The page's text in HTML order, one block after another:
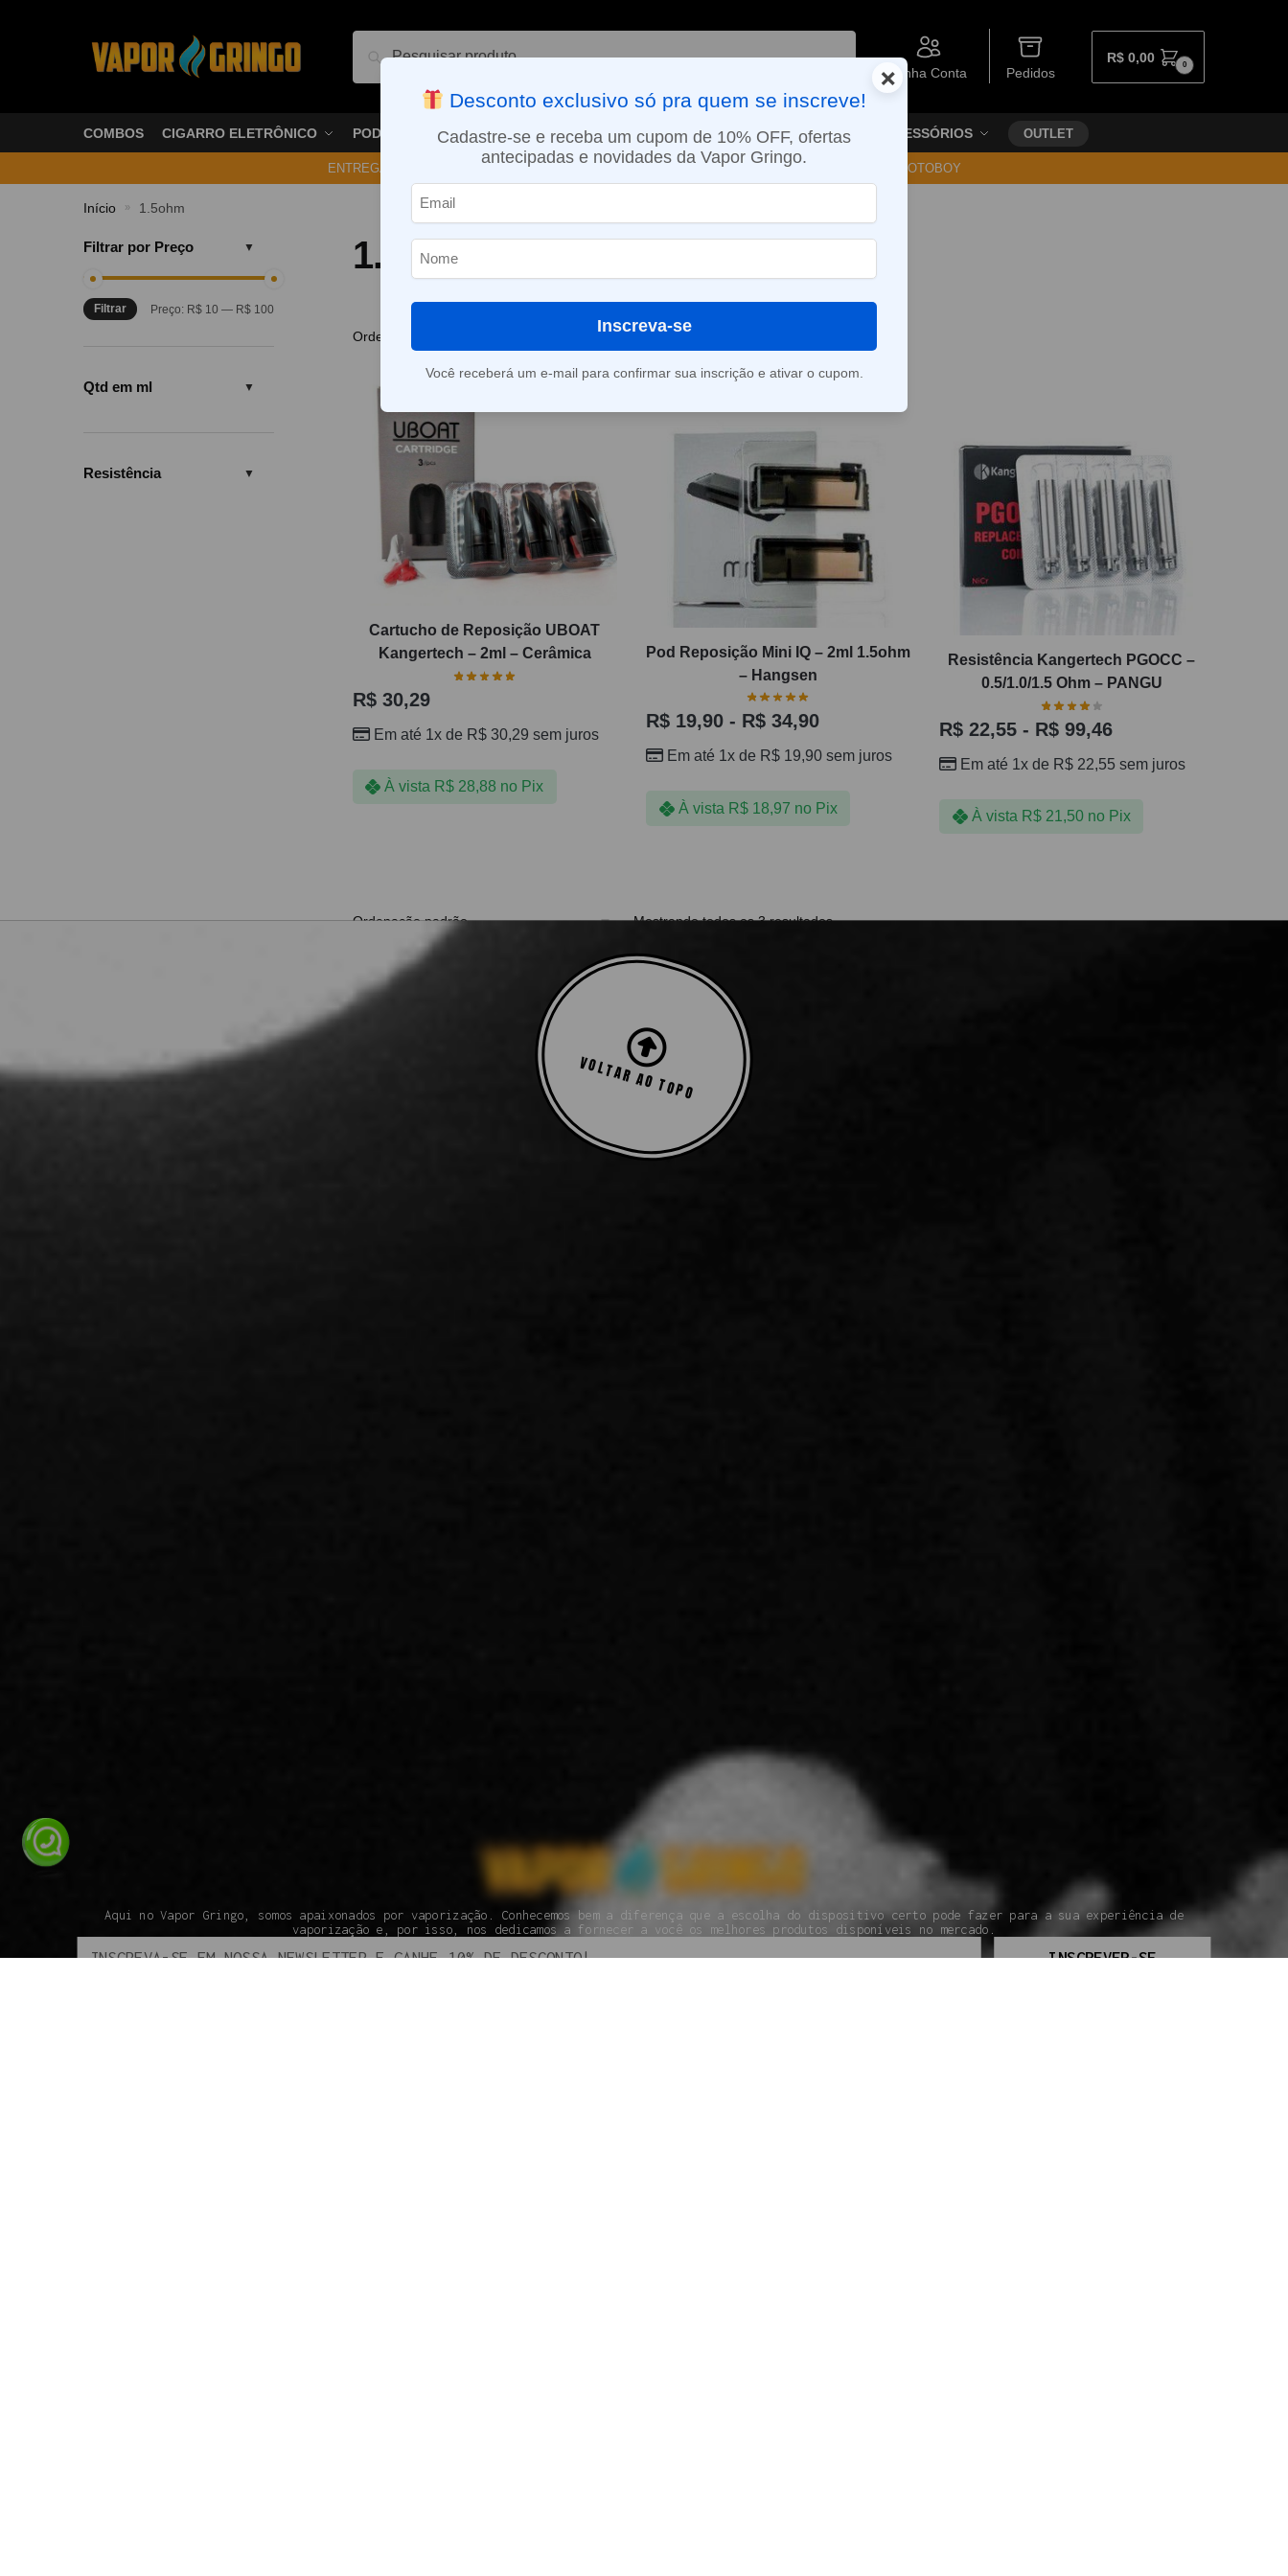
Pesquisar
Minha Conta Pedidos
R$ 0,00 0
COMBOS CIGARRO ELETRÔNICO PODS VAPORIZADOR DE ERVAS E-LIQUÍDOS NICOTINA ORAL ACESSÓRIOS OUTLET
ENTREGA NO MESMO DIA EM SÃO PAULO (SEG A SEX): PEDIDOS APROVADOS ATÉ 15:30 VIA MOTOBOY
Início » 1.5ohm
1.5ohm
Mostrando todos os 3 resultados
Cartucho de Reposição UBOAT
Kangertech – 2ml – Cerâmica
R$30,29
Em até 1x de R$30,29 sem juros
À vista R$ 28,88 no Pix
Pod Reposição Mini IQ – 2ml 1.5ohm
– Hangsen
R$19,90 - R$34,90
Em até 1x de R$19,90sem juros
À vista R$18,97 no Pix
Resistência Kangertech PGOCC –
0.5/1.0/1.5 Ohm – PANGU
R$ 22,55 - R$ 99,46
Em até 1x de R$ 22,55 sem juros
À vista R$21,50 no Pix
Mostrando todos os 3 resultados
Filtrar por Preço
Filtrar Preço: R$ 10 — R$ 100
Qtd em ml
Resistência
VOLTAR AO TOPO
Aqui no Vapor Gringo, somos apaixonados por vaporização. Conhecemos bem a diferença que a escolha do dispositivo certo pode fazer para a sua experiência de
vaporização e, por isso, nos dedicamos a fornecer a você os melhores produtos disponíveis no mercado.
INSCREVER-SE
×
Desconto exclusivo só pra quem se inscreve!
Cadastre-se e receba um cupom de 10% OFF, ofertas
antecipadas e novidades da Vapor Gringo.
Inscreva-se
Você receberá um e-mail para confirmar sua inscrição e ativar o cupom.